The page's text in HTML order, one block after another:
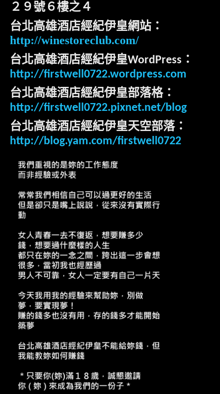
２９號６樓之４
台北高雄酒店經紀伊皇網站：
http://winestoreclub.com/
台北高雄酒店經紀伊皇WordPress ：
http://firstwell0722.wordpress.com
台北高雄酒店經紀伊皇部落格：
http://firstwell0722.pixnet.net/blog
台北高雄酒店經紀伊皇天空部落：
http://blog.yam.com/firstwell0722